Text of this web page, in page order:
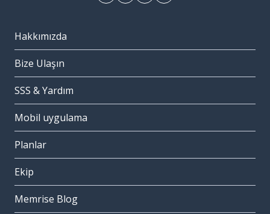
Hakkımızda
Bize Ulaşın
SSS & Yardım
Mobil uygulama
Planlar
Ekip
Memrise Blog